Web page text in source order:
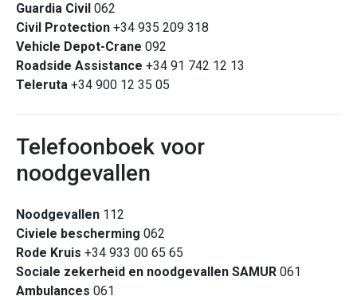
Guardia Civil 062
Civil Protection +34 935 209 318
Vehicle Depot-Crane 092
Roadside Assistance +34 91 742 12 13
Teleruta +34 900 12 35 05
Telefoonboek voor
noodgevallen
Noodgevallen 112
Civiele bescherming 062
Rode Kruis +34 933 00 65 65
Sociale zekerheid en noodgevallen SAMUR 061
Ambulances 061